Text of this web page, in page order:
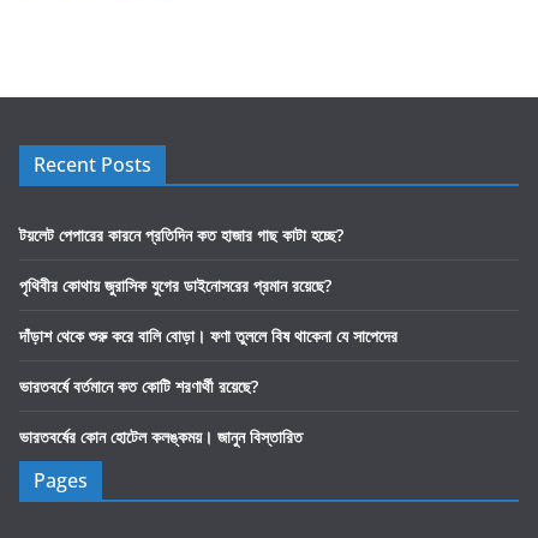
Recent Posts
টয়লেট পেপারের কারনে প্রতিদিন কত হাজার গাছ কাটা হচ্ছে?
পৃথিবীর কোথায় জুরাসিক যুগের ডাইনোসরের প্রমান রয়েছে?
দাঁড়াশ থেকে শুরু করে বালি বোড়া। ফণা তুললে বিষ থাকেনা যে সাপেদের
ভারতবর্ষে বর্তমানে কত কোটি শরণার্থী রয়েছে?
ভারতবর্ষের কোন হোটেল কলঙ্কময়। জানুন বিস্তারিত
Pages